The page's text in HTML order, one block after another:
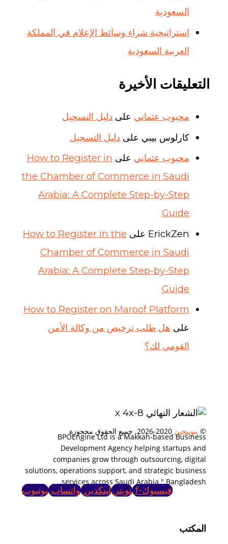
السعودية
استراتيجية شراء وسائط الإعلام في المملكة
العربية السعودية
التعليقات الأخيرة
محبوب عثماني على دليل التسجيل
كارلوس بيبي على دليل التسجيل
محبوب عثماني على How to Register in
the Chamber of Commerce in Saudi
Arabia: A Complete Step-by-Step
Guide
ErickZen على How to Register in the
Chamber of Commerce in Saudi
Arabia: A Complete Step-by-Step
Guide
How to Register on Maroof Platform
على هل طلب ترخيص من وكالة الأمن
القومي لك؟
© ببوينجين
BPOEngine Ltd is a Makkah-based Business
Development Agency helping startups and
companies grow through outsourcing, digital
solutions, operations support, and strategic business
services across Saudi Arabia " Bangladesh.
فيسبوك-f تويتر لينكدين واتساب يوتيوب
المكتب